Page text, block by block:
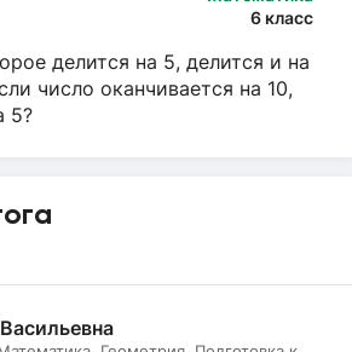
6 класс
делится на 5, делится и на
число оканчивается на 10,
5?